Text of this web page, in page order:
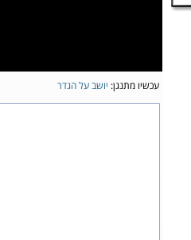
עכשיו מתנגן: יושב על הגדר